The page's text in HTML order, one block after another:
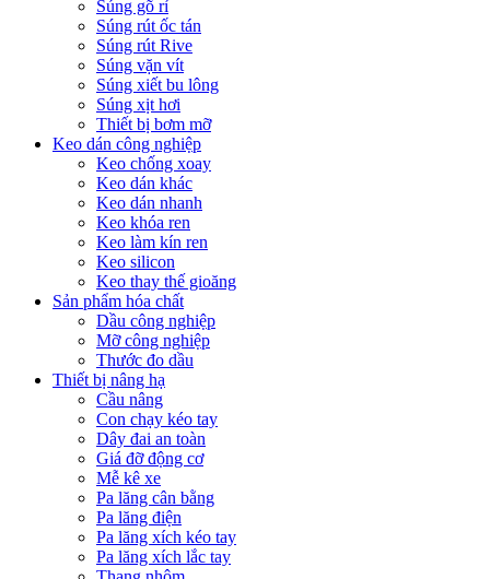
Súng gõ rỉ
Súng rút ốc tán
Súng rút Rive
Súng vặn vít
Súng xiết bu lông
Súng xịt hơi
Thiết bị bơm mỡ
Keo dán công nghiệp
Keo chống xoay
Keo dán khác
Keo dán nhanh
Keo khóa ren
Keo làm kín ren
Keo silicon
Keo thay thế gioăng
Sản phẩm hóa chất
Dầu công nghiệp
Mỡ công nghiệp
Thước đo dầu
Thiết bị nâng hạ
Cầu nâng
Con chạy kéo tay
Dây đai an toàn
Giá đỡ động cơ
Mễ kê xe
Pa lăng cân bằng
Pa lăng điện
Pa lăng xích kéo tay
Pa lăng xích lắc tay